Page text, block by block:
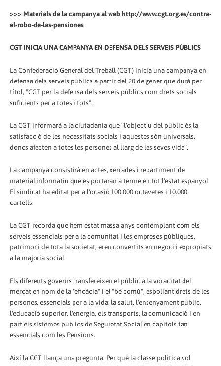
>>> Materials de la campanya al web http://www.cgt.org.es/contra-
el-robo-de-las-pensiones
CGT INICIA UNA CAMPANYA EN DEFENSA DELS SERVEIS PÚBLICS
La Confederació General del Treball (CGT) inicia una campanya en
defensa dels serveis públics a partir del 20 de gener que durà per
títol, "CGT per la defensa dels serveis públics com drets socials
suficients per a totes i tots".
La CGT informarà a la ciutadania que "l'objectiu del públic és la
satisfacció de les necessitats socials i aquestes són universals,
doncs afecten a totes les persones al llarg de les seves vida".
La campanya consistirà en actes, xerrades i repartiment de
material informatiu que es portaran a terme en tot l'estat espanyol.
El sindicat ha editat per a l'ocasió 100.000 octavetes i 10.000
cartells.
La CGT recorda que hem estat massa anys contemplant com els
serveis essencials per a la comunitat i les empreses públiques,
patrimoni de tota la societat, eren convertits en negoci i expropiats
a la majoria social.
Els diferents governs transfereixen el públic a la voracitat del
mercat en nom de la "eficàcia" i el "bé comú", espoliant drets de les
persones, essencials per a la vida: la salut, l'ensenyament públic,
l'educació superior, l'energia, els transports, la comunicació i en
part els sistemes públics de Seguretat Social en capítols tan
essencials com les Pensions.
Així la CGT llança una pregunta: Per què la classe política vol